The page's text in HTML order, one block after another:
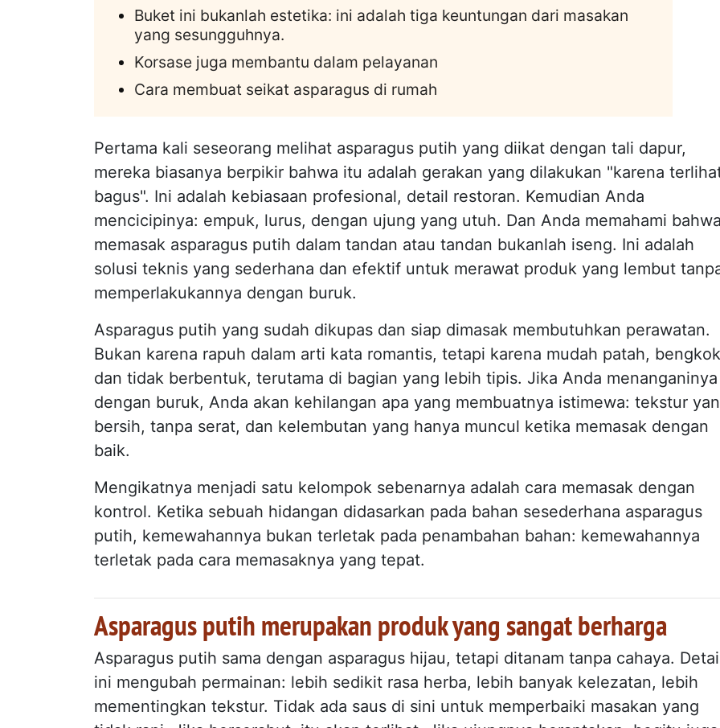
Buket ini bukanlah estetika: ini adalah tiga keuntungan dari masakan
yang sesungguhnya.
Korsase juga membantu dalam pelayanan
Cara membuat seikat asparagus di rumah
Pertama kali seseorang melihat asparagus putih yang diikat dengan tali dapur,
mereka biasanya berpikir bahwa itu adalah gerakan yang dilakukan "karena
bagus". Ini adalah kebiasaan profesional, detail restoran. Kemudian Anda
mencicipinya: empuk, lurus, dengan ujung yang utuh. Dan Anda memahami
memasak asparagus putih dalam tandan atau tandan bukanlah iseng. Ini adalah
solusi teknis yang sederhana dan efektif untuk merawat produk yang lembut
memperlakukannya dengan buruk.
Asparagus putih yang sudah dikupas dan siap dimasak membutuhkan perawatan.
Bukan karena rapuh dalam arti kata romantis, tetapi karena mudah patah,
dan tidak berbentuk, terutama di bagian yang lebih tipis. Jika Anda menanganinya
dengan buruk, Anda akan kehilangan apa yang membuatnya istimewa: tekstur
bersih, tanpa serat, dan kelembutan yang hanya muncul ketika memasak dengan
baik.
Mengikatnya menjadi satu kelompok sebenarnya adalah cara memasak dengan
kontrol. Ketika sebuah hidangan didasarkan pada bahan sesederhana asparagus
putih, kemewahannya bukan terletak pada penambahan bahan: kemewahannya
terletak pada cara memasaknya yang tepat.
Asparagus putih merupakan produk yang sangat berharga
Asparagus putih sama dengan asparagus hijau, tetapi ditanam tanpa cahaya.
ini mengubah permainan: lebih sedikit rasa herba, lebih banyak kelezatan, lebih
mementingkan tekstur. Tidak ada saus di sini untuk memperbaiki masakan yang